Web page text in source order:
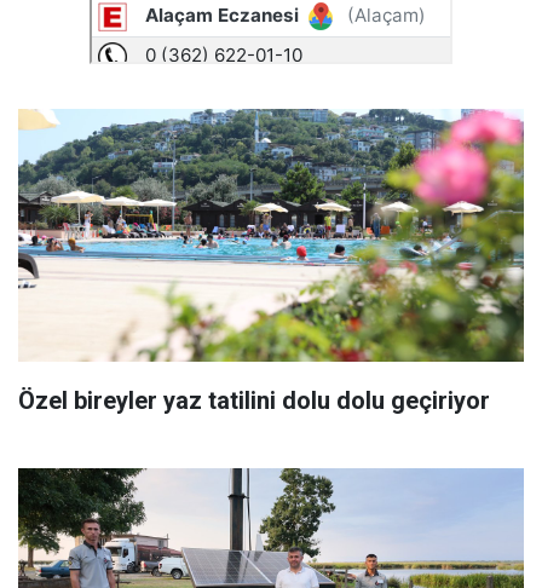
Özel bireyler yaz tatilini dolu dolu geçiriyor